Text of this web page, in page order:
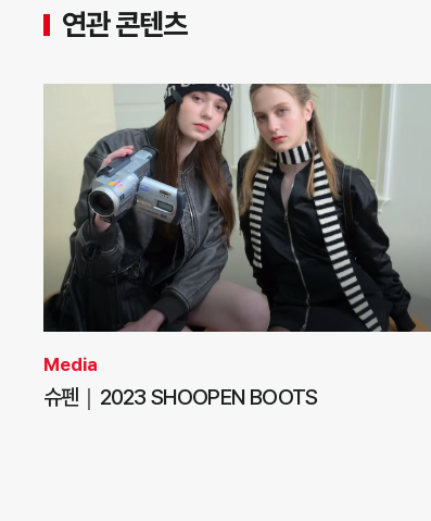
연관 콘텐츠
Media
슈펜｜2023 SHOOPEN BOOTS